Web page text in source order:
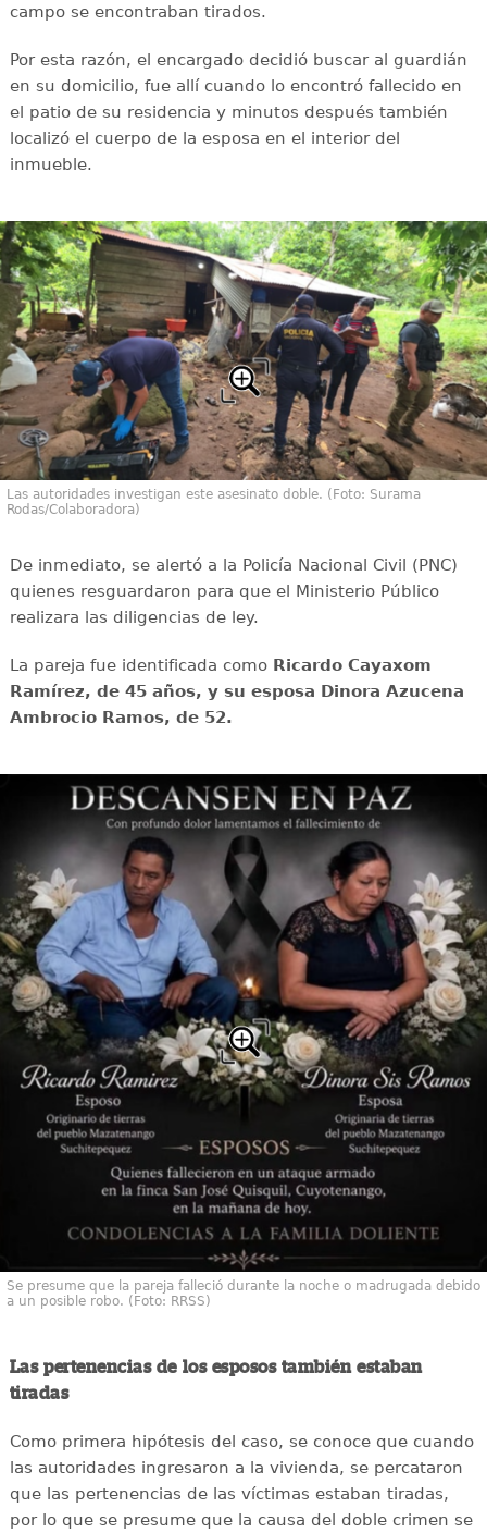
campo se encontraban tirados.
Por esta razón, el encargado decidió buscar al guardián
en su domicilio, fue allí cuando lo encontró fallecido en
el patio de su residencia y minutos después también
localizó el cuerpo de la esposa en el interior del
inmueble.
Las autoridades investigan este asesinato doble. (Foto: Surama
Rodas/Colaboradora)
De inmediato, se alertó a la Policía Nacional Civil (PNC)
quienes resguardaron para que el Ministerio Público
realizara las diligencias de ley.
La pareja fue identificada como Ricardo Cayaxom
Ramírez, de 45 años, y su esposa Dinora Azucena
Ambrocio Ramos, de 52.
Se presume que la pareja falleció durante la noche o madrugada debido
a un posible robo. (Foto: RRSS)
Las pertenencias de los esposos también estaban
tiradas
Como primera hipótesis del caso, se conoce que cuando
las autoridades ingresaron a la vivienda, se percataron
que las pertenencias de las víctimas estaban tiradas,
por lo que se presume que la causa del doble crimen se